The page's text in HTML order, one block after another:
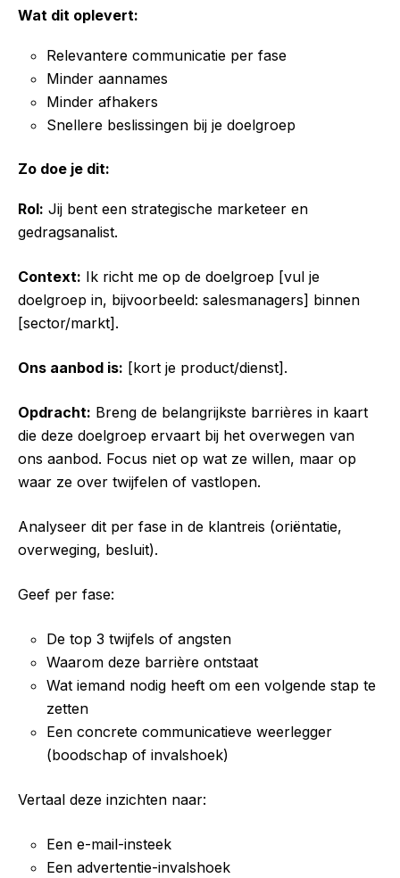
Wat dit oplevert:
Relevantere communicatie per fase
Minder aannames
Minder afhakers
Snellere beslissingen bij je doelgroep
Zo doe je dit:
Rol: Jij bent een strategische marketeer en
gedragsanalist.
Context: Ik richt me op de doelgroep [vul je
doelgroep in, bijvoorbeeld: salesmanagers] binnen
[sector/markt].
Ons aanbod is: [kort je product/dienst].
Opdracht: Breng de belangrijkste barrières in kaart
die deze doelgroep ervaart bij het overwegen van
ons aanbod. Focus niet op wat ze willen, maar op
waar ze over twijfelen of vastlopen.
Analyseer dit per fase in de klantreis (oriëntatie,
overweging, besluit).
Geef per fase:
De top 3 twijfels of angsten
Waarom deze barrière ontstaat
Wat iemand nodig heeft om een volgende stap te
zetten
Een concrete communicatieve weerlegger
(boodschap of invalshoek)
Vertaal deze inzichten naar:
Een e-mail-insteek
Een advertentie-invalshoek